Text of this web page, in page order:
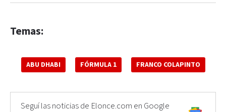
Temas:
ABU DHABI FÓRMULA 1 FRANCO COLAPINTO
Seguí las noticias de Elonce.com en Google